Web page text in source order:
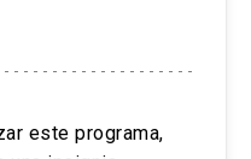
este programa,